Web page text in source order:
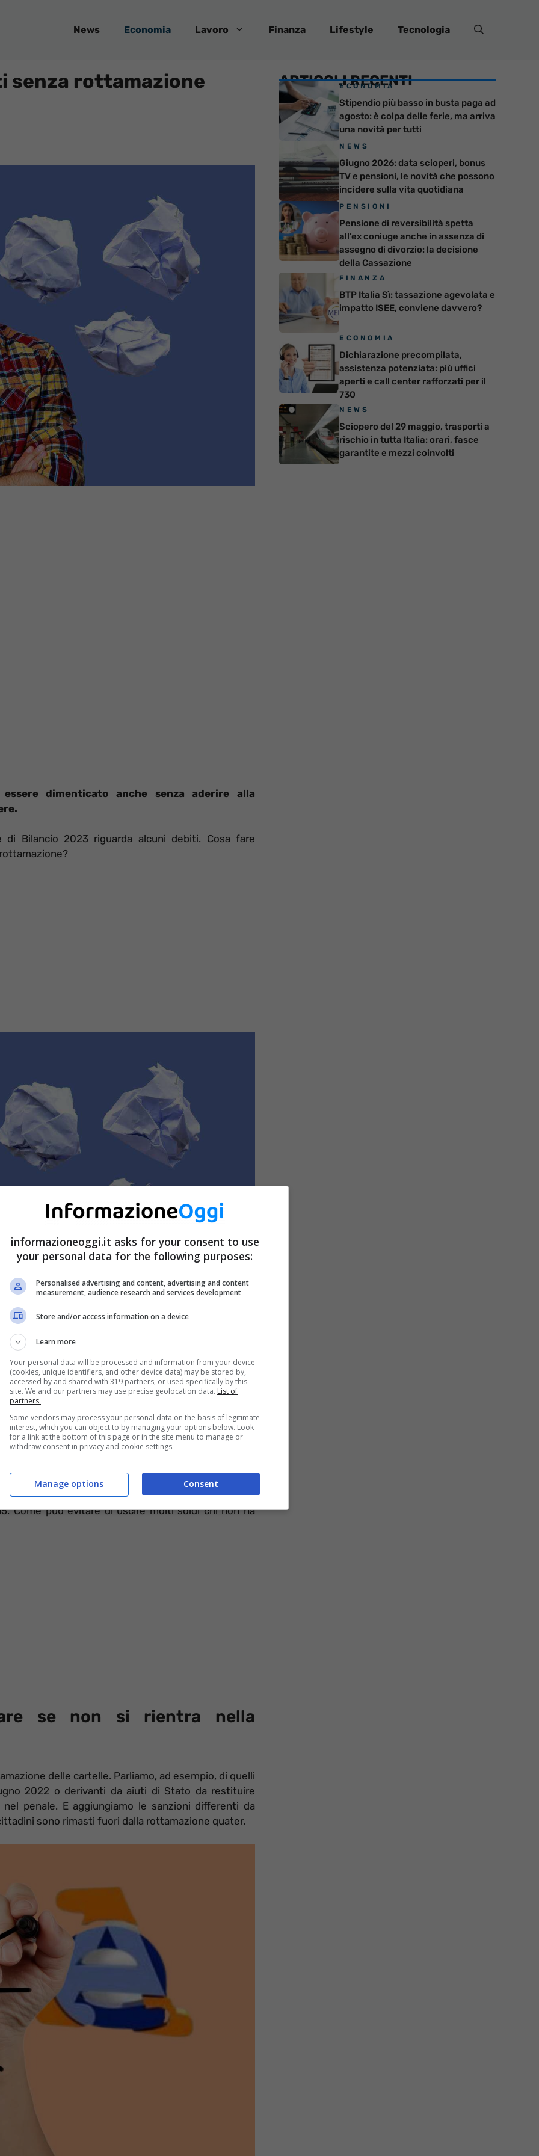
News Economia Lavoro Finanza Lifestyle Tecnologia
senza rottamazione
dimenticato anche senza aderire alla
di Bilancio 2023 riguarda alcuni debiti. Cosa fare
agevolata per i debiti contenuti nei carichi affidati
tra il 1° gennaio 2000 e il 30 giugno 2020. I
i debiti senza corrispondere interessi e sanzioni
esecutive e i diritti di notifica. Si è trattato,
Si ha tempo fino al 30 giugno – grazie ad una
invece, per le cartelle sotto i mille euro affidate
Come può evitare di uscire molti soldi chi non ha
se non si rientra nella
delle cartelle. Parliamo, ad esempio, di quelli
2022 o derivanti da aiuti di Stato da restituire
penale. E aggiungiamo le sanzioni differenti da
sono rimasti fuori dalla rottamazione quater.
ARTICOLI RECENTI
ECONOMIA
Stipendio più basso in busta paga ad
agosto: è colpa delle ferie, ma arriva
una novità per tutti
NEWS
Giugno 2026: data scioperi, bonus
TV e pensioni, le novità che possono
incidere sulla vita quotidiana
PENSIONI
Pensione di reversibilità spetta
all’ex coniuge anche in assenza di
assegno di divorzio: la decisione
della Cassazione
FINANZA
BTP Italia Sì: tassazione agevolata e
impatto ISEE, conviene davvero?
ECONOMIA
Dichiarazione precompilata,
assistenza potenziata: più uffici
aperti e call center rafforzati per il
730
NEWS
Sciopero del 29 maggio, trasporti a
rischio in tutta Italia: orari, fasce
garantite e mezzi coinvolti
informazioneoggi.it asks for your consent to use
your personal data for the following purposes:
Personalised advertising and content, advertising and content
measurement, audience research and services development
Store and/or access information on a device
Learn more
Your personal data will be processed and information from your device
(cookies, unique identifiers, and other device data) may be stored by,
accessed by and shared with 319 partners, or used specifically by this
site. We and our partners may use precise geolocation data. List of
partners.
Some vendors may process your personal data on the basis of legitimate
interest, which you can object to by managing your options below. Look
for a link at the bottom of this page or in the site menu to manage or
withdraw consent in privacy and cookie settings.
Consent
Manage options